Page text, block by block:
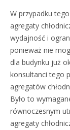
W przypadku
agregaty
wydajność i
ponieważ nie
dla budynku już
konsultanci tego
agregatów
Było to
równoczesnym
agregaty